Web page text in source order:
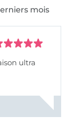
mois
ultra